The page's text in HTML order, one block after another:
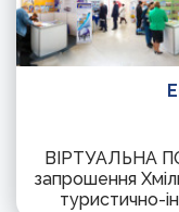
ВІРТУАЛЬНА
запрошення
туристично-